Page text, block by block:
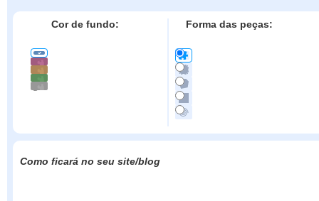
Cor de fundo: Forma das peças:
Como ficará no seu site/blog